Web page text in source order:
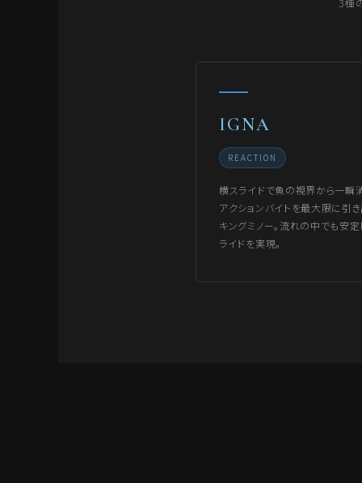
IGNA
REACTION
横スライドで魚の視界から一瞬
アクションバイトを最大限に引
キングミノー。流れの中でも安
ライドを実現。